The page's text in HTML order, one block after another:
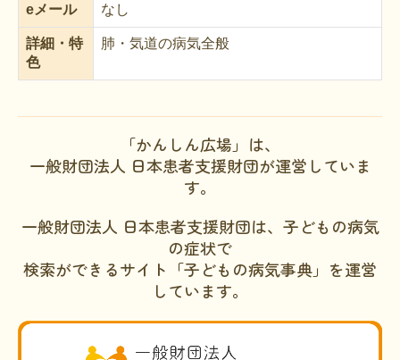
就労に関するコラム
インタビュー一覧
医療従事者へのインタビュー
患者さんとご家族へのインタビュー
社会保障制度
eメール なし
詳細・ 特
色
肺・気道の病気全般
「かんしん広場」は、
一般財団法人 日本患者支援財団が運営していま
す。
一般財団法人 日本患者支援財団は、子どもの病気
の症状で
検索ができるサイト「子どもの病気事典」を運営
しています。